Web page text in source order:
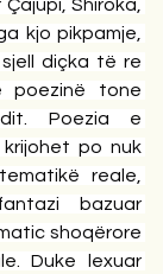
Shiroka,
kjo pikpamje,
diçka të re
poezinë tone
Poezia e
po nuk
reale,
bazuar
shoqërore
Duke lexuar